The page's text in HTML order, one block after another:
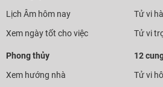
Lịch Âm hôm nay
Xem ngày tốt cho việc
Tử vi
Tử vi
Phong thủy
Xem hướng nhà
12
Tử vi